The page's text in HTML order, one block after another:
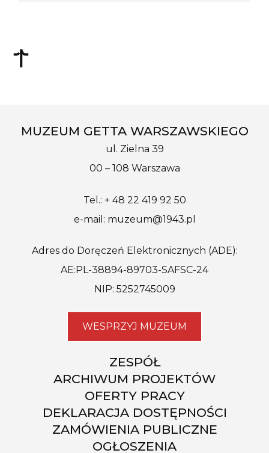
MUZEUM GETTA WARSZAWSKIEGO
ul. Zielna 39
00 – 108 Warszawa
Tel.: + 48 22 419 92 50
e-mail: muzeum@1943.pl
Adres do Doręczeń Elektronicznych (ADE):
AE:PL-38894-89703-SAFSC-24
NIP: 5252745009
WESPRZYJ MUZEUM
ZESPÓŁ
ARCHIWUM PROJEKTÓW
OFERTY PRACY
DEKLARACJA DOSTĘPNOŚCI
ZAMÓWIENIA PUBLICZNE
OGŁOSZENIA